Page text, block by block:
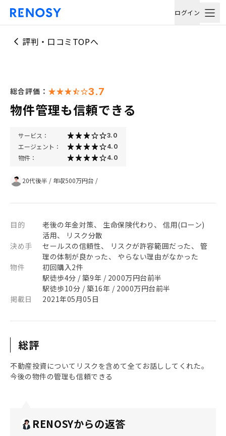
ログイン
評判・口コミTOPへ
総合評価： 3.7
物件管理も信頼できる
サービス： 3.0
エージェント： 4.0
物件： 4.0
20代後半 / 年収500万円台 /
目的
老後の年金対策、 生命保険代わり、 信用(ローン)
活用、 リスク分散
決め手
セールスの信頼性、 リスクが許容範囲だった、 管
理の体制が良かった、 やらない理由がなかった
物件
初回購入2件
駅徒歩4分 / 築9年 / 2000万円台前半
駅徒歩10分 / 築16年 / 2000万円台前半
掲載日
2021年05月05日
総評
不動産投資についてリスクを含めて全てお話ししてくれた。
今後の物件の管理も信頼できる
RENOSYからの返答